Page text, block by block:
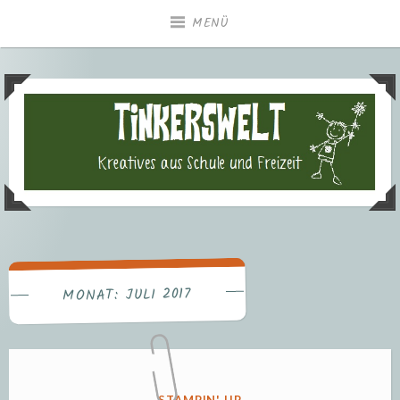
MENÜ
Tinkerswelt – Kreatives aus
Freizeit und Schule
MONAT: JULI 2017